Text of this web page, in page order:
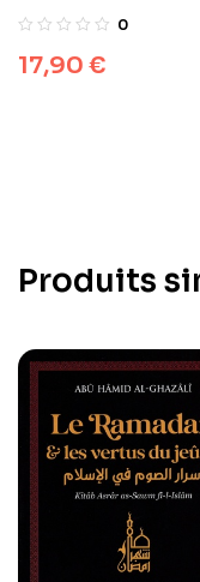
pour Ramadan
0
17,90 €
Produits